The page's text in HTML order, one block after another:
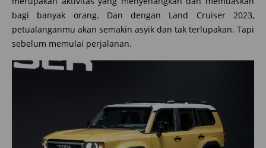
bagi banyak orang. Dan dengan Land Cruiser 2023,
petualanganmu akan semakin asyik dan tak terlupakan. Tapi
sebelum memulai perjalanan.